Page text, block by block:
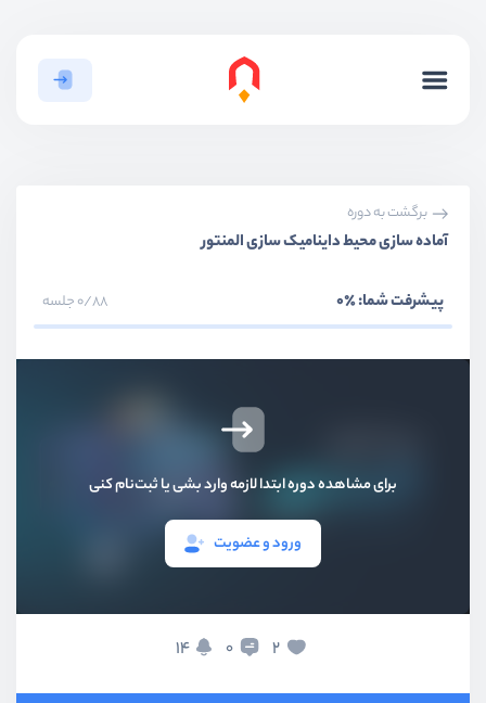
برگشت به دوره
آماده سازی محیط داینامیک سازی المنتور
پیشرفت شما:٪0 0/88 جلسه
برای مشاهده دوره ابتدا لازمه وارد بشی یا ثبت‌نام کنی
ورود و عضویت
2
0
14
بخش اول مقدمه و آماده سازی پروژه
بخش دوم طراحی هدر پروژه
بخش چهارم طراحی Landing Page
طراحی صفحه نوشته
داینامیک سازی در المنتور